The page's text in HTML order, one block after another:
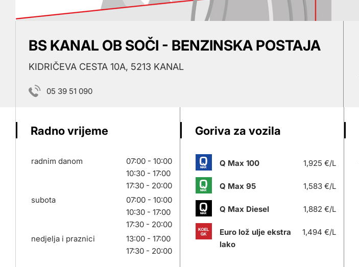
BS KANAL OB SOČI - BENZINSKA POSTAJA
KIDRIČEVA CESTA 10A, 5213 KANAL
05 39 51 090
Radno vrijeme
radnim danom
07:00 - 10:00
10:30 - 17:00
17:30 - 20:00
subota
07:00 - 10:00
10:30 - 17:00
17:30 - 20:00
nedjelja i praznici
13:00 - 17:00
17:30 - 20:00
Goriva za vozila
Q Max 100 1,925 €/L
Q Max 95 1,583 €/L
Q Max Diesel 1,882 €/L
Euro lož ulje ekstra
lako
1,494 €/L